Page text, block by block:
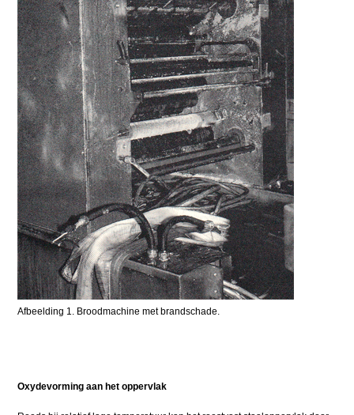
Afbeelding 1. Broodmachine met brandschade.
Oxydevorming aan het oppervlak